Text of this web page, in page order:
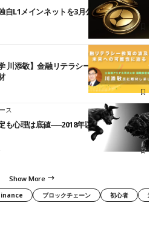
自L1メインネットを3月公開
川添敬】金融リテラシー教育の波及と未
ス
も心理は底値──2018年以降わずか3回目
Show More
ブロックチェーン 初心者 米国